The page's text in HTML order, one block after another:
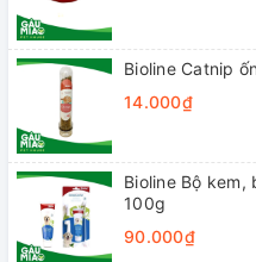
Bioline Catnip
14.000₫
Bioline Bộ kem,
100g
90.000₫